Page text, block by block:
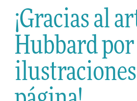
¡Gracias al
Hubbard